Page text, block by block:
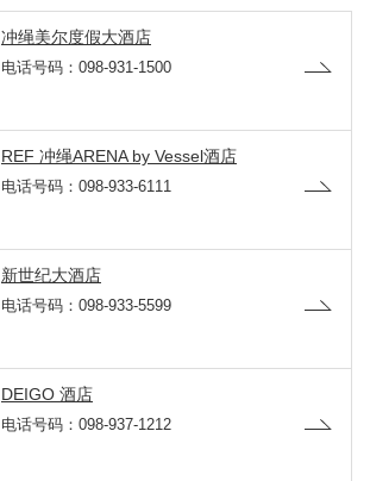
冲绳美尔度假大酒店
电话号码：098-931-1500
REF 冲绳ARENA by Vessel酒店
电话号码：098-933-6111
新世纪大酒店
电话号码：098-933-5599
DEIGO 酒店
电话号码：098-937-1212